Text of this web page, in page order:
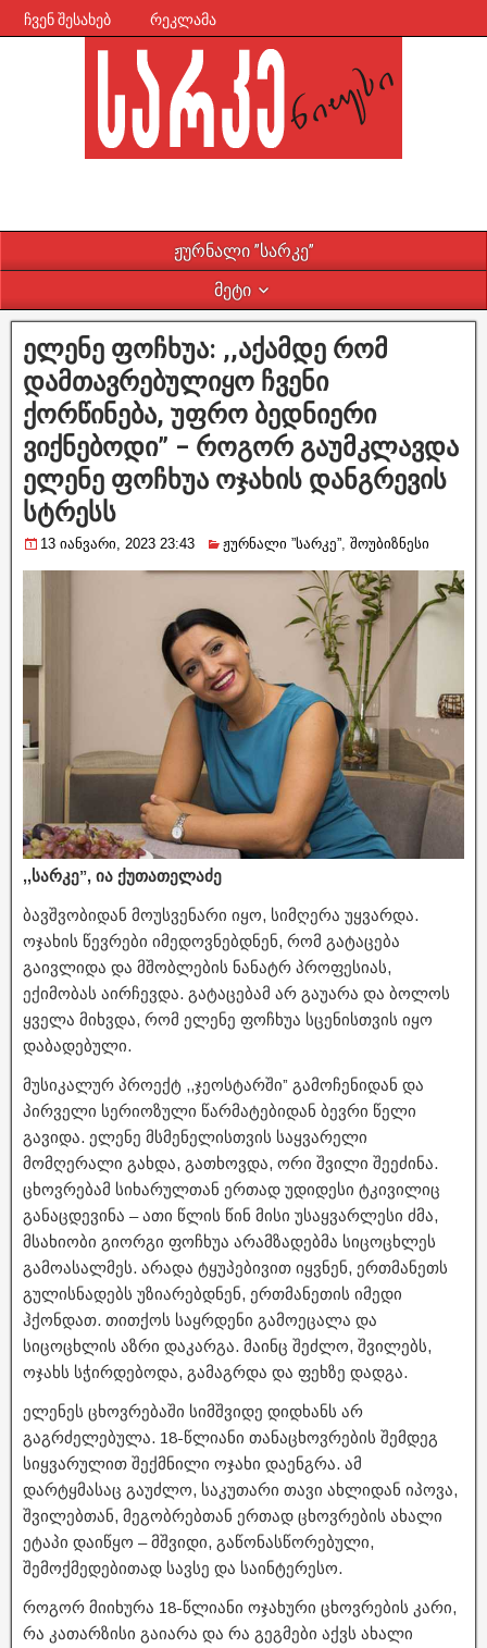
ჩვენ შესახებ რეკლამა
ჟურნალი ”სარკე”
მეტი
ელენე ფოჩხუა: ,,აქამდე რომ
დამთავრებულიყო ჩვენი
ქორწინება, უფრო ბედნიერი
ვიქნებოდი” – როგორ გაუმკლავდა
ელენე ფოჩხუა ოჯახის დანგრევის
სტრესს
13 იანვარი, 2023 23:43 ჟურნალი ”სარკე”, შოუბიზნესი
,,სარკე”, ია ქუთათელაძე
ბავშვობიდან მოუსვენარი იყო, სიმღერა უყვარდა.
ოჯახის წევრები იმედოვნებდნენ, რომ გატაცება
გაივლიდა და მშობლების ნანატრ პროფესიას,
ექიმობას აირჩევდა. გატაცებამ არ გაუარა და ბოლოს
ყველა მიხვდა, რომ ელენე ფოჩხუა სცენისთვის იყო
დაბადებული.
მუსიკალურ პროექტ ,,ჯეოსტარში” გამოჩენიდან და
პირველი სერიოზული წარმატებიდან ბევრი წელი
გავიდა. ელენე მსმენელისთვის საყვარელი
მომღერალი გახდა, გათხოვდა, ორი შვილი შეეძინა.
ცხოვრებამ სიხარულთან ერთად უდიდესი ტკივილიც
განაცდევინა – ათი წლის წინ მისი უსაყვარლესი ძმა,
მსახიობი გიორგი ფოჩხუა არამზადებმა სიცოცხლეს
გამოასალმეს. არადა ტყუპებივით იყვნენ, ერთმანეთს
გულისნადებს უზიარებდნენ, ერთმანეთის იმედი
ჰქონდათ. თითქოს საყრდენი გამოეცალა და
სიცოცხლის აზრი დაკარგა. მაინც შეძლო, შვილებს,
ოჯახს სჭირდებოდა, გამაგრდა და ფეხზე დადგა.
ელენეს ცხოვრებაში სიმშვიდე დიდხანს არ
გაგრძელებულა. 18-წლიანი თანაცხოვრების შემდეგ
სიყვარულით შექმნილი ოჯახი დაენგრა. ამ
დარტყმასაც გაუძლო, საკუთარი თავი ახლიდან იპოვა,
შვილებთან, მეგობრებთან ერთად ცხოვრების ახალი
ეტაპი დაიწყო – მშვიდი, გაწონასწორებული,
შემოქმედებითად სავსე და საინტერესო.
როგორ მიიხურა 18-წლიანი ოჯახური ცხოვრების კარი,
რა კათარზისი გაიარა და რა გეგმები აქვს ახალი